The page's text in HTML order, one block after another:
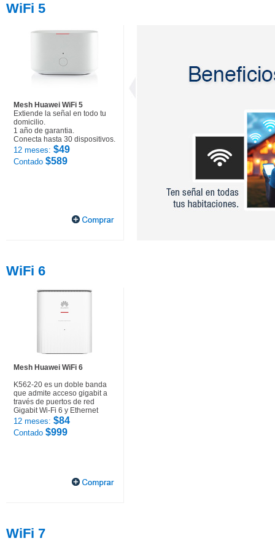
WiFi 5
Mesh Huawei WiFi 5
Extiende la señal en todo tu
domicilio.
1 año de garantia.
Conecta hasta 30 dispositivos.
12 meses: $49
Contado $589
WiFi 6
Mesh Huawei WiFi 6
K562-20 es un doble banda
que admite acceso gigabit a
través de puertos de red
Gigabit Wi-Fi 6 y Ethernet
12 meses: $84
Contado $999
WiFi 7